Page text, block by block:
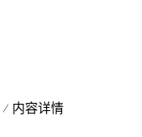
内容详情